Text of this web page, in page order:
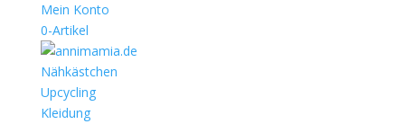
Mein Konto
0-Artikel
Nähkästchen
Upcycling
Kleidung